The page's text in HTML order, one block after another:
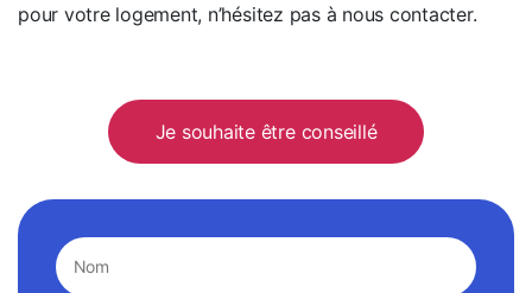
pour votre logement, n’hésitez pas à nous contacter.
Je souhaite être conseillé